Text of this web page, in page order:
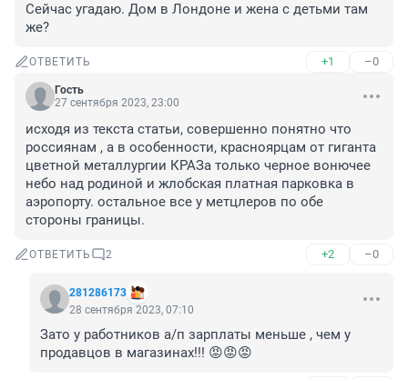
Сейчас угадаю. Дом в Лондоне и жена с детьми там
же?
ОТВЕТИТЬ +1 –0
Гость
27 сентября 2023, 23:00
исходя из текста статьи, совершенно понятно что
россиянам , а в особенности, красноярцам от гиганта
цветной металлургии КРАЗа только черное вонючее
небо над родиной и жлобская платная парковка в
аэропорту. остальное все у метцлеров по обе
стороны границы.
ОТВЕТИТЬ 2 +2 –0
281286173
28 сентября 2023, 07:10
Зато у работников а/п зарплаты меньше , чем у
продавцов в магазинах!!! 😡😡😡